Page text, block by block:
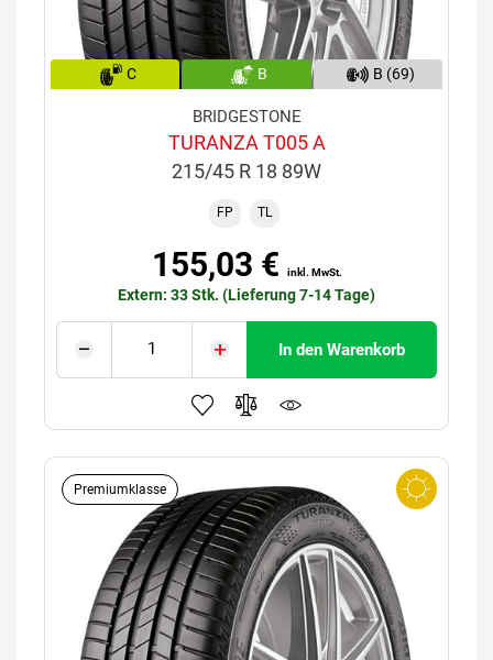
C B B (69)
BRIDGESTONE
TURANZA T005 A
215/45 R 18 89W
FP TL
155,03 € inkl. MwSt.
Extern: 33 Stk. (Lieferung 7-14 Tage)
In den Warenkorb
Premiumklasse